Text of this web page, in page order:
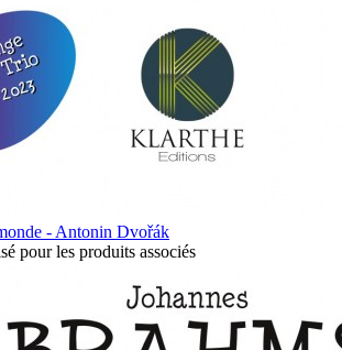
- Antonin Dvořák
pour les produits associés